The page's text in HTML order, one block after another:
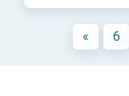
年談話
總統主
« 6